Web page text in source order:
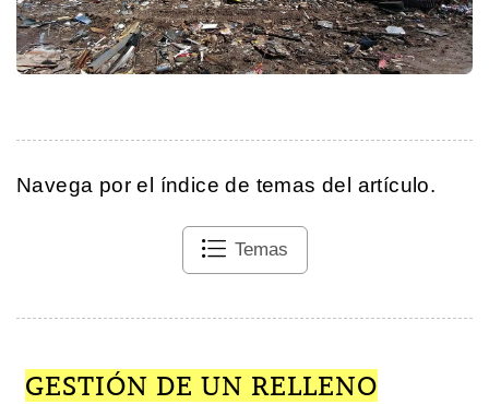
Navega por el índice de temas del artículo.
Temas
GESTIÓN DE UN RELLENO